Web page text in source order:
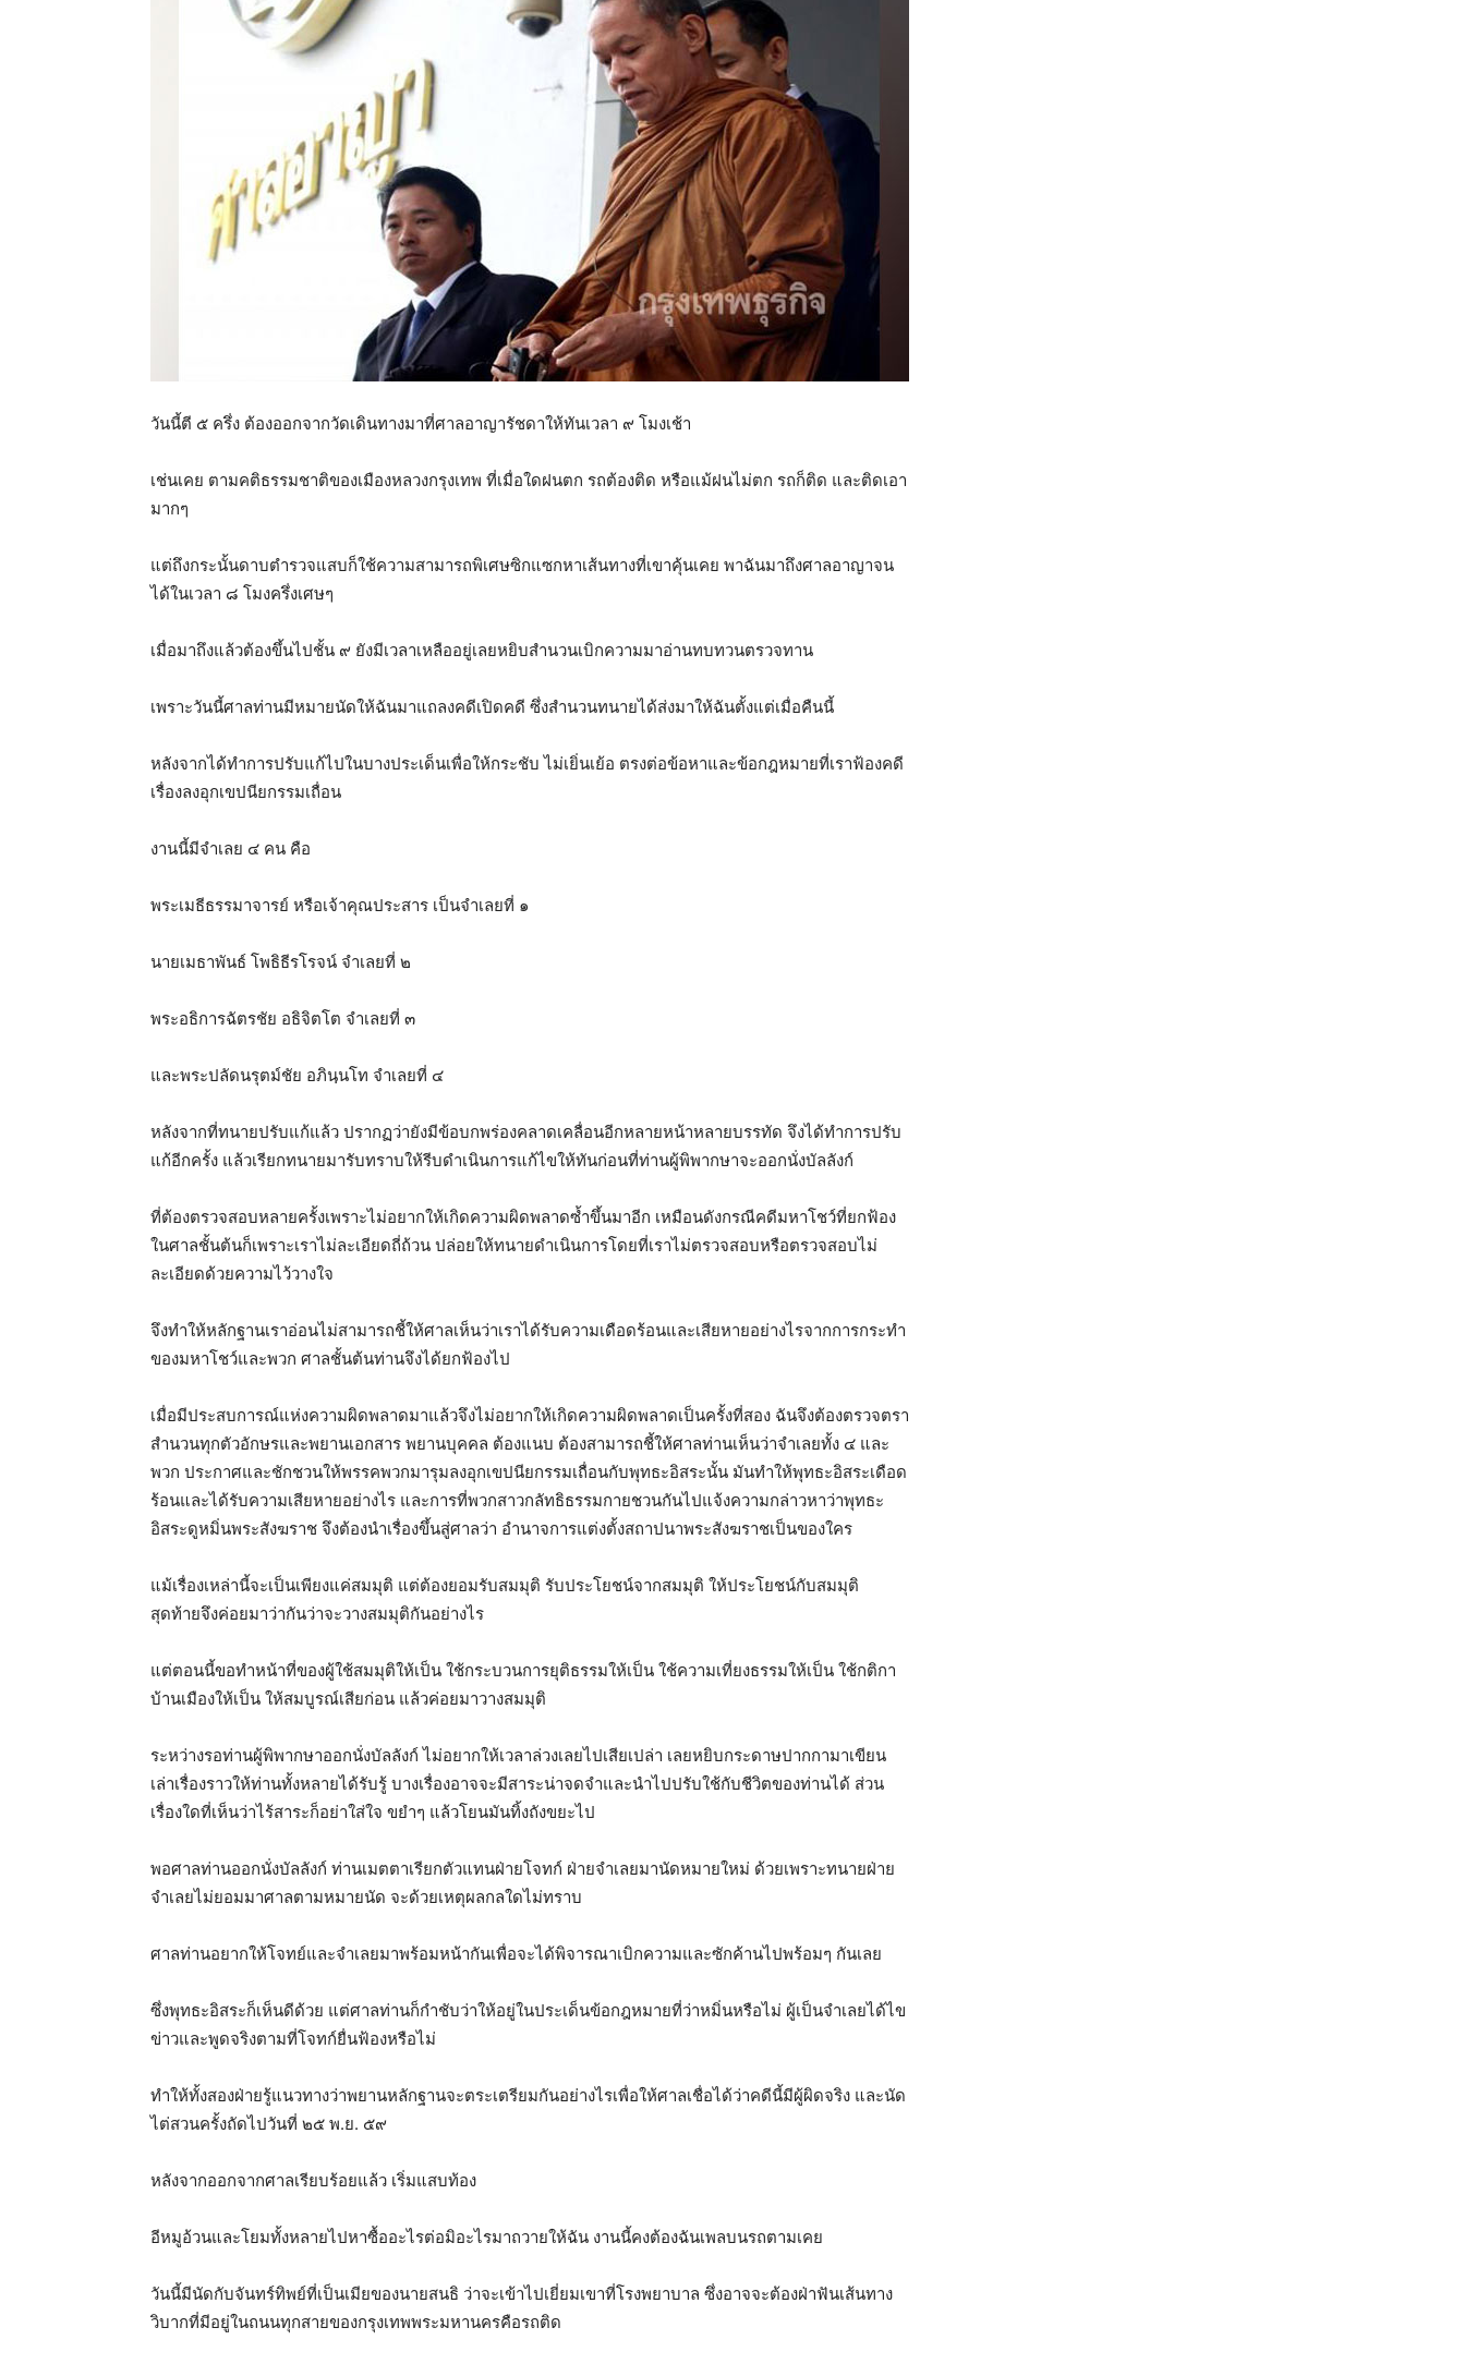
วันนี้ตี ๕ ครึ่ง ต้องออกจากวัดเดินทางมาที่ศาลอาญารัชดาให้ทันเวลา ๙ โมงเช้า
เช่นเคย ตามคติธรรมชาติของเมืองหลวงกรุงเทพ ที่เมื่อใดฝนตก รถต้องติด หรือแม้ฝนไม่ตก รถก็ติด และติดเอา
มากๆ
แต่ถึงกระนั้นดาบตำรวจแสบก็ใช้ความสามารถพิเศษซิกแซกหาเส้นทางที่เขาคุ้นเคย พาฉันมาถึงศาลอาญาจน
ได้ในเวลา ๘ โมงครึ่งเศษๆ
เมื่อมาถึงแล้วต้องขึ้นไปชั้น ๙ ยังมีเวลาเหลืออยู่เลยหยิบสำนวนเบิกความมาอ่านทบทวนตรวจทาน
เพราะวันนี้ศาลท่านมีหมายนัดให้ฉันมาแถลงคดีเปิดคดี ซึ่งสำนวนทนายได้ส่งมาให้ฉันตั้งแต่เมื่อคืนนี้
หลังจากได้ทำการปรับแก้ไปในบางประเด็นเพื่อให้กระชับ ไม่เยิ่นเย้อ ตรงต่อข้อหาและข้อกฎหมายที่เราฟ้องคดี
เรื่องลงอุกเขปนียกรรมเถื่อน
งานนี้มีจำเลย ๔ คน คือ
พระเมธีธรรมาจารย์ หรือเจ้าคุณประสาร เป็นจำเลยที่ ๑
นายเมธาพันธ์ โพธิธีรโรจน์ จำเลยที่ ๒
พระอธิการฉัตรชัย อธิจิตโต จำเลยที่ ๓
และพระปลัดนรุตม์ชัย อภินฺนโท จำเลยที่ ๔
หลังจากที่ทนายปรับแก้แล้ว ปรากฏว่ายังมีข้อบกพร่องคลาดเคลื่อนอีกหลายหน้าหลายบรรทัด จึงได้ทำการปรับ
แก้อีกครั้ง แล้วเรียกทนายมารับทราบให้รีบดำเนินการแก้ไขให้ทันก่อนที่ท่านผู้พิพากษาจะออกนั่งบัลลังก์
ที่ต้องตรวจสอบหลายครั้งเพราะไม่อยากให้เกิดความผิดพลาดซ้ำขึ้นมาอีก เหมือนดังกรณีคดีมหาโชว์ที่ยกฟ้อง
ในศาลชั้นต้นก็เพราะเราไม่ละเอียดถี่ถ้วน ปล่อยให้ทนายดำเนินการโดยที่เราไม่ตรวจสอบหรือตรวจสอบไม่
ละเอียดด้วยความไว้วางใจ
จึงทำให้หลักฐานเราอ่อนไม่สามารถชี้ให้ศาลเห็นว่าเราได้รับความเดือดร้อนและเสียหายอย่างไรจากการกระทำ
ของมหาโชว์และพวก ศาลชั้นต้นท่านจึงได้ยกฟ้องไป
เมื่อมีประสบการณ์แห่งความผิดพลาดมาแล้วจึงไม่อยากให้เกิดความผิดพลาดเป็นครั้งที่สอง ฉันจึงต้องตรวจตรา
สำนวนทุกตัวอักษรและพยานเอกสาร พยานบุคคล ต้องแนบ ต้องสามารถชี้ให้ศาลท่านเห็นว่าจำเลยทั้ง ๔ และ
พวก ประกาศและชักชวนให้พรรคพวกมารุมลงอุกเขปนียกรรมเถื่อนกับพุทธะอิสระนั้น มันทำให้พุทธะอิสระเดือด
ร้อนและได้รับความเสียหายอย่างไร และการที่พวกสาวกลัทธิธรรมกายชวนกันไปแจ้งความกล่าวหาว่าพุทธะ
อิสระดูหมิ่นพระสังฆราช จึงต้องนำเรื่องขึ้นสู่ศาลว่า อำนาจการแต่งตั้งสถาปนาพระสังฆราชเป็นของใคร
แม้เรื่องเหล่านี้จะเป็นเพียงแค่สมมุติ แต่ต้องยอมรับสมมุติ รับประโยชน์จากสมมุติ ให้ประโยชน์กับสมมุติ
สุดท้ายจึงค่อยมาว่ากันว่าจะวางสมมุติกันอย่างไร
แต่ตอนนี้ขอทำหน้าที่ของผู้ใช้สมมุติให้เป็น ใช้กระบวนการยุติธรรมให้เป็น ใช้ความเที่ยงธรรมให้เป็น ใช้กติกา
บ้านเมืองให้เป็น ให้สมบูรณ์เสียก่อน แล้วค่อยมาวางสมมุติ
ระหว่างรอท่านผู้พิพากษาออกนั่งบัลลังก์ ไม่อยากให้เวลาล่วงเลยไปเสียเปล่า เลยหยิบกระดาษปากกามาเขียน
เล่าเรื่องราวให้ท่านทั้งหลายได้รับรู้ บางเรื่องอาจจะมีสาระน่าจดจำและนำไปปรับใช้กับชีวิตของท่านได้ ส่วน
เรื่องใดที่เห็นว่าไร้สาระก็อย่าใส่ใจ ขยำๆ แล้วโยนมันทิ้งถังขยะไป
พอศาลท่านออกนั่งบัลลังก์ ท่านเมตตาเรียกตัวแทนฝ่ายโจทก์ ฝ่ายจำเลยมานัดหมายใหม่ ด้วยเพราะทนายฝ่าย
จำเลยไม่ยอมมาศาลตามหมายนัด จะด้วยเหตุผลกลใดไม่ทราบ
ศาลท่านอยากให้โจทย์และจำเลยมาพร้อมหน้ากันเพื่อจะได้พิจารณาเบิกความและซักค้านไปพร้อมๆ กันเลย
ซึ่งพุทธะอิสระก็เห็นดีด้วย แต่ศาลท่านก็กำชับว่าให้อยู่ในประเด็นข้อกฎหมายที่ว่าหมิ่นหรือไม่ ผู้เป็นจำเลยได้ไข
ข่าวและพูดจริงตามที่โจทก์ยื่นฟ้องหรือไม่
ทำให้ทั้งสองฝ่ายรู้แนวทางว่าพยานหลักฐานจะตระเตรียมกันอย่างไรเพื่อให้ศาลเชื่อได้ว่าคดีนี้มีผู้ผิดจริง และนัด
ไต่สวนครั้งถัดไปวันที่ ๒๕ พ.ย. ๕๙
หลังจากออกจากศาลเรียบร้อยแล้ว เริ่มแสบท้อง
อีหมูอ้วนและโยมทั้งหลายไปหาซื้ออะไรต่อมิอะไรมาถวายให้ฉัน งานนี้คงต้องฉันเพลบนรถตามเคย
วันนี้มีนัดกับจันทร์ทิพย์ที่เป็นเมียของนายสนธิ ว่าจะเข้าไปเยี่ยมเขาที่โรงพยาบาล ซึ่งอาจจะต้องฝ่าฟันเส้นทาง
วิบากที่มีอยู่ในถนนทุกสายของกรุงเทพพระมหานครคือรถติด